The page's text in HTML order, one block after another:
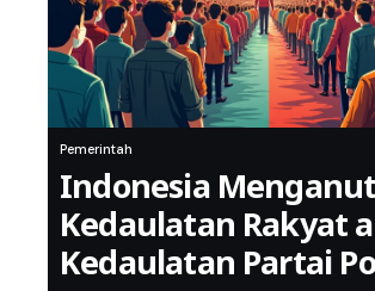
Pemerintah
Indonesia Menganut
Kedaulatan Rakyat
Kedaulatan Partai